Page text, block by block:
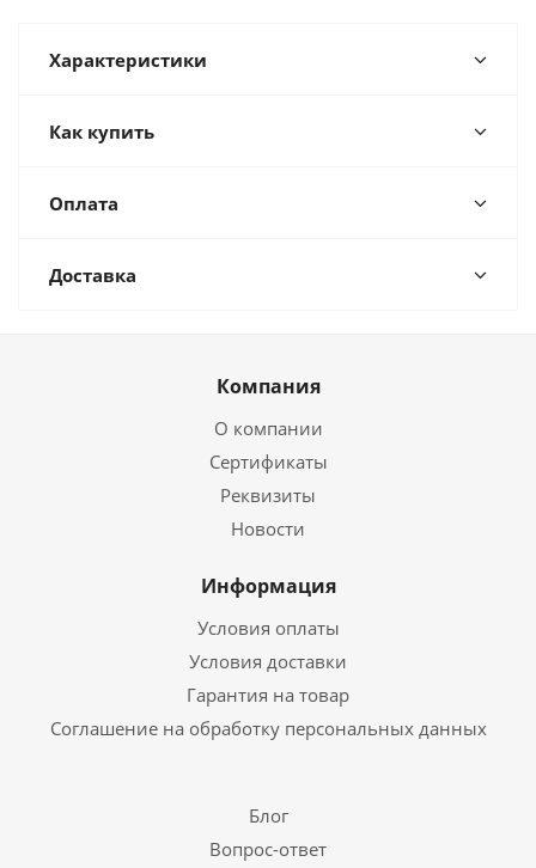
Характеристики
Как купить
Оплата
Доставка
Компания
О компании
Сертификаты
Реквизиты
Новости
Информация
Условия оплаты
Условия доставки
Гарантия на товар
Соглашение на обработку персональных данных
Блог
Вопрос-ответ